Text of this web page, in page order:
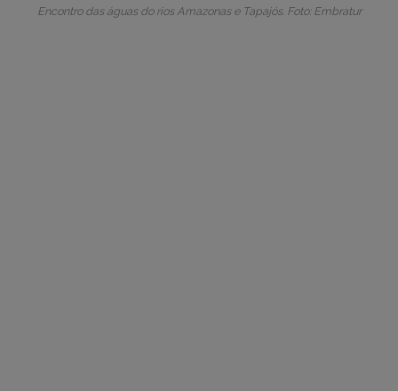
Encontro das águas do rios Amazonas e Tapajós. Foto: Embratur